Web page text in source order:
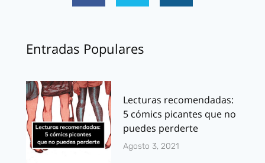
Entradas Populares
Lecturas recomendadas:
5 cómics picantes que no
puedes perderte
Agosto 3, 2021